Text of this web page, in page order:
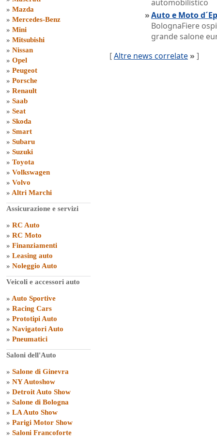
» Mazda
» Mercedes-Benz
» Mini
» Mitsubishi
» Nissan
» Opel
» Peugeot
» Porsche
» Renault
» Saab
» Seat
» Skoda
» Smart
» Subaru
» Suzuki
» Toyota
» Volkswagen
» Volvo
» Altri Marchi
Assicurazione e servizi
» RC Auto
» RC Moto
» Finanziamenti
» Leasing auto
» Noleggio Auto
Veicoli e accessori auto
» Auto Sportive
» Racing Cars
» Prototipi Auto
» Navigatori Auto
» Pneumatici
Saloni dell'Auto
» Salone di Ginevra
» NY Autoshow
» Detroit Auto Show
» Salone di Bologna
» LA Auto Show
» Parigi Motor Show
» Saloni Francoforte
automobilistico
»Auto e Moto
BolognaFiere
grande salone
[Altre news correlate » ]